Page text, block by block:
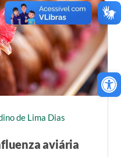
de Lima Dias
aviária